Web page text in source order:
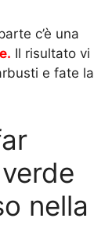
c’è una
Il risultato vi
e fate la
nella